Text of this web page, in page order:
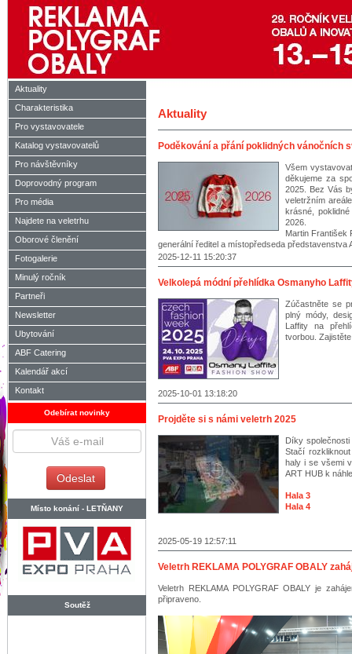
Aktuality
Charakteristika
Pro vystavovatele
Katalog vystavovatelů
Pro návštěvníky
Doprovodný program
Pro média
Najdete na veletrhu
Oborové členění
Fotogalerie
Minulý ročník
Partneři
Newsletter
Ubytování
ABF Catering
Kalendář akcí
Kontakt
Odebírat novinky
Místo konání - LETŇANY
Soutěž
Aktuality
Poděkování a přání poklidných vánočních
Všem
děkujeme za
2025. Bez Vás
veletržním
krásné,
2026.
Martin František
generální ředitel a místopředseda představenstva
2025-12-11 15:20:37
Velkolepá módní přehlídka Osmanyho
Zúčastněte se
plný módy,
Laffity na
tvorbou.
2025-10-01 13:18:20
Projděte si s námi veletrh 2025
Díky
Stačí
haly i se všemi
ART HUB k
Hala 3
Hala 4
2025-05-19 12:57:11
Veletrh REKLAMA POLYGRAF OBALY
Veletrh REKLAMA POLYGRAF OBALY je
připraveno.